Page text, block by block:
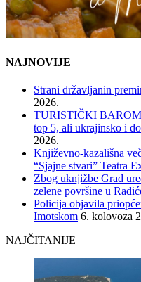
NAJNOVIJE
Strani državljanin
2026.
TURISTIČKI
top 5, ali ukrajinsko i
2026.
Književno-kazališna
“Sjajne stvari” Teatra
Zbog uknjižbe Grad
zelene površine u
Policija objavila
Imotskom 6. kolovoza
NAJČITANIJE